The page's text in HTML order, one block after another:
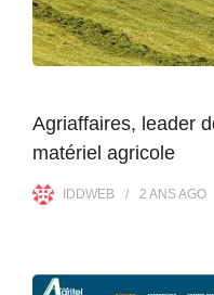
Agriaffaires, leader
matériel agricole
IDDWEB 2 ANSAGO